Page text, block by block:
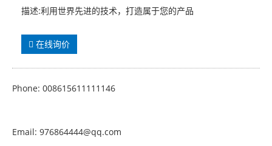
描述:利用世界先进的技术，打造属于您的产品
在线询价
Phone: 008615611111146
Email: 976864444@qq.com